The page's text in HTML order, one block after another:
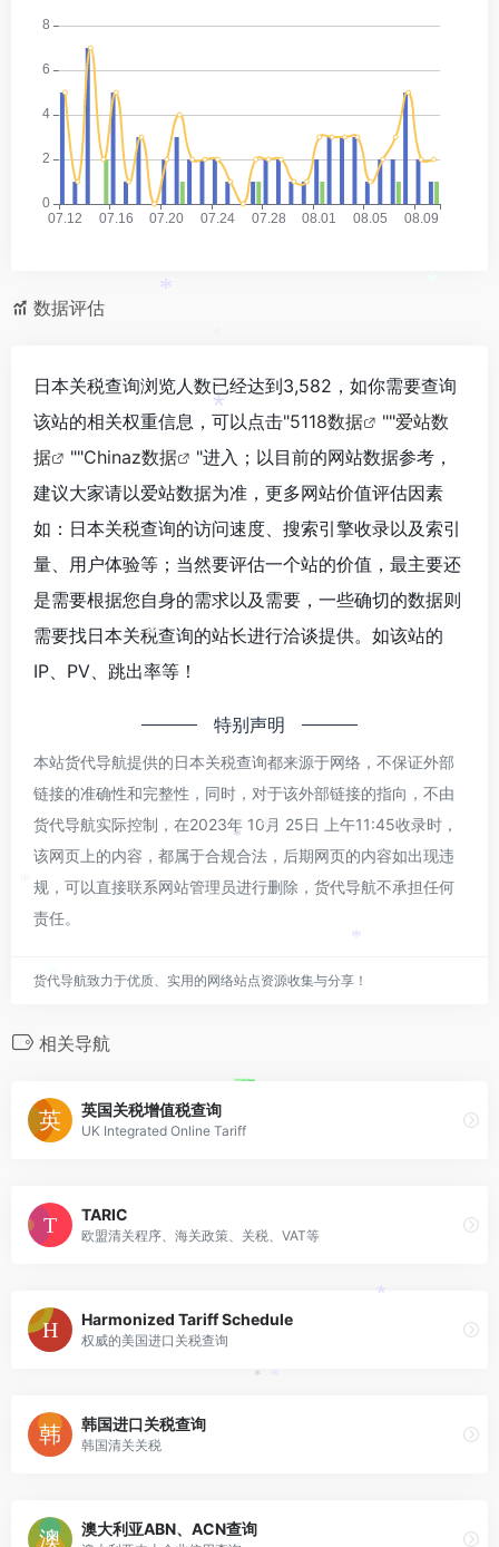
数据评估
日本关税查询浏览人数已经达到3,582，如你需要查询
该站的相关权重信息，可以点击"5118数据 ""爱站数
据
""Chinaz数据
"进入；以目前的网站数据参考，
建议大家请以爱站数据为准，更多网站价值评估因素
如：日本关税查询的访问速度、搜索引擎收录以及索引
量、用户体验等；当然要评估一个站的价值，最主要还
是需要根据您自身的需求以及需要，一些确切的数据则
需要找日本关税查询的站长进行洽谈提供。如该站的
IP、PV、跳出率等！
特别声明
本站货代导航提供的日本关税查询都来源于网络，不保证外部
链接的准确性和完整性，同时，对于该外部链接的指向，不由
货代导航实际控制，在2023年 10月 25日 上午11:45收录时，
该网页上的内容，都属于合规合法，后期网页的内容如出现违
规，可以直接联系网站管理员进行删除，货代导航不承担任何
责任。
货代导航致力于优质、实用的网络站点资源收集与分享！
相关导航
英国关税增值税查询
UK Integrated Online Tariff
TARIC
欧盟清关程序、海关政策、关税、VAT等
Harmonized Tariff Schedule
权威的美国进口关税查询
韩国进口关税查询
韩国清关关税
澳大利亚ABN、ACN查询
*
*
*
*
*
*